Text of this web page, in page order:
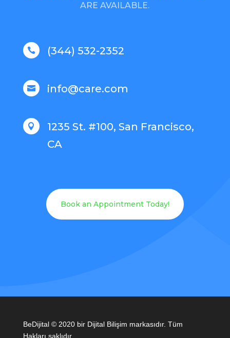
ARE AVAILABLE.
 (344) 532-2352
 info@care.com

1235 St. #100, San Francisco,
CA
Book an Appointment Today!
BeDijital © 2020 bir Dijital Bilişim markasıdır. Tüm
Hakları saklıdır.